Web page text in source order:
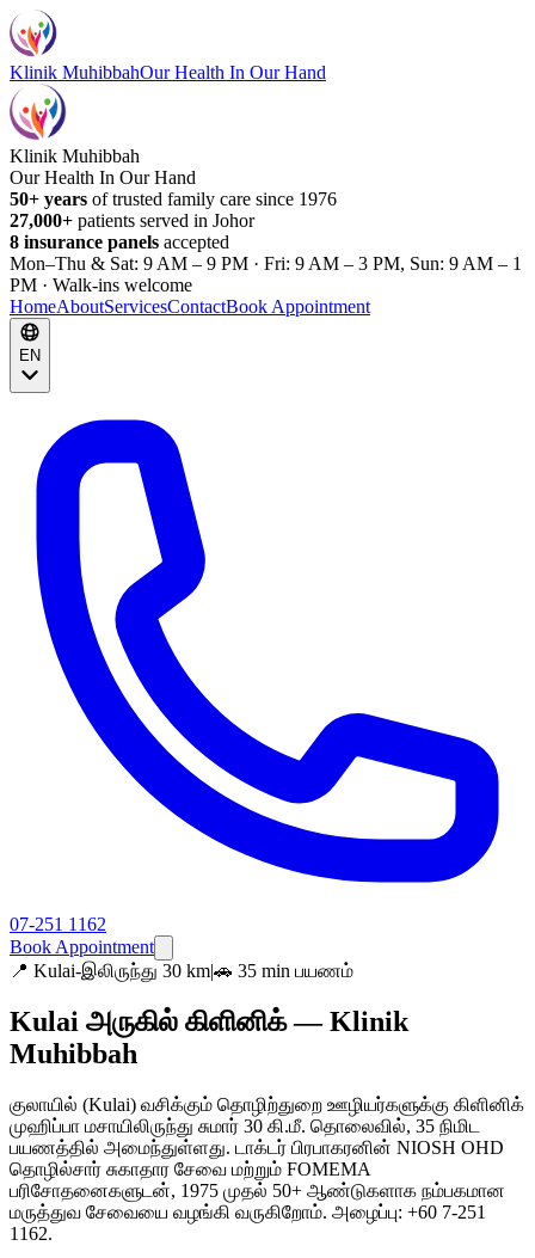
Klinik MuhibbahOur Health In Our Hand
Klinik Muhibbah
Our Health In Our Hand
50+ years of trusted family care since 1976
27,000+ patients served in Johor
8 insurance panels accepted
Mon–Thu & Sat: 9 AM – 9 PM · Fri: 9 AM – 3 PM, Sun: 9 AM – 1
PM · Walk-ins welcome
HomeAboutServicesContactBook Appointment
EN
07-251 1162
Book Appointment
📍 Kulai-இலிருந்து 30 km|🚗 35 min பயணம்
Kulai அருகில் கிளினிக் — Klinik
Muhibbah
குலாயில் (Kulai) வசிக்கும் தொழிற்துறை ஊழியர்களுக்கு கிளினிக்
முஹிப்பா மசாயிலிருந்து சுமார் 30 கி.மீ. தொலைவில், 35 நிமிட
பயணத்தில் அமைந்துள்ளது. டாக்டர் பிரபாகரனின் NIOSH OHD
தொழில்சார் சுகாதார சேவை மற்றும் FOMEMA
பரிசோதனைகளுடன், 1975 முதல் 50+ ஆண்டுகளாக நம்பகமான
மருத்துவ சேவையை வழங்கி வருகிறோம். அழைப்பு: +60 7-251
1162.